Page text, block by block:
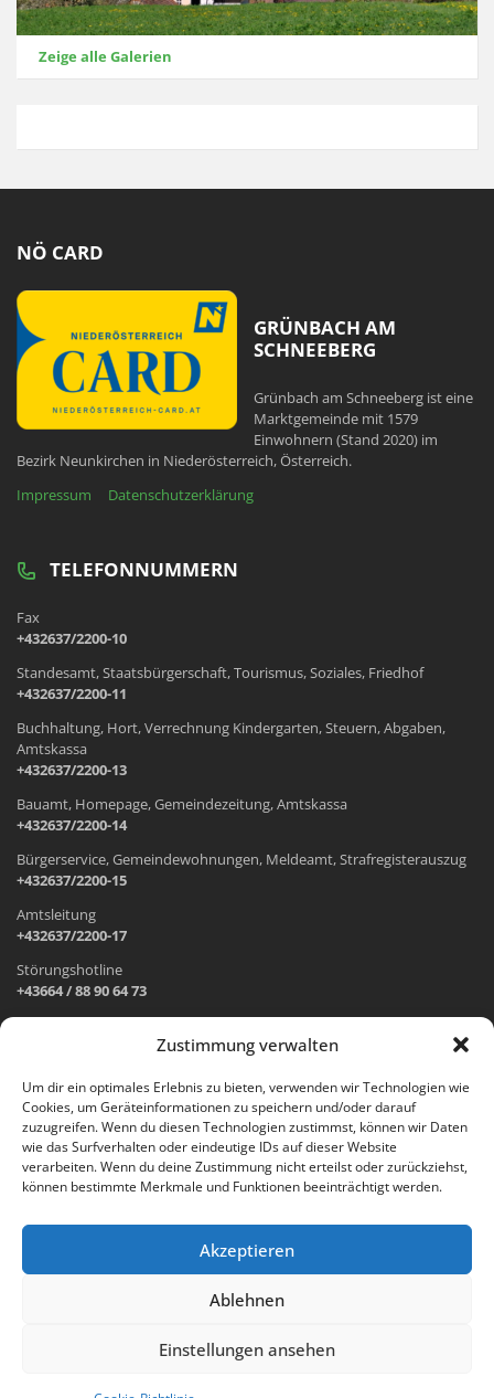
Zustimmung verwalten
Um dir ein optimales Erlebnis zu bieten, verwenden wir Technologien wie
Cookies, um Geräteinformationen zu speichern und/oder darauf
zuzugreifen. Wenn du diesen Technologien zustimmst, können wir Daten
wie das Surfverhalten oder eindeutige IDs auf dieser Website
verarbeiten. Wenn du deine Zustimmung nicht erteilst oder zurückziehst,
können bestimmte Merkmale und Funktionen beeinträchtigt werden.
Akzeptieren
Ablehnen
Einstellungen ansehen
Zeige alle Galerien
NÖ CARD
GRÜNBACH AM
SCHNEEBERG
Grünbach am Schneeberg ist eine
Marktgemeinde mit 1579
Einwohnern (Stand 2020) im
Bezirk Neunkirchen in Niederösterreich, Österreich.
Impressum
Datenschutzerklärung
TELEFONNUMMERN
Fax
+432637/2200-10
Standesamt, Staatsbürgerschaft, Tourismus, Soziales, Friedhof
+432637/2200-11
Buchhaltung, Hort, Verrechnung Kindergarten, Steuern, Abgaben,
Amtskassa
+432637/2200-13
Bauamt, Homepage, Gemeindezeitung, Amtskassa
+432637/2200-14
Bürgerservice, Gemeindewohnungen, Meldeamt, Strafregisterauszug
+432637/2200-15
Amtsleitung
+432637/2200-17
Störungshotline
+43664 / 88 90 64 73
Wr. Neustädter Straße 1
2733 Grünbach am Schneeberg
Öffnungszeiten Gemeindeamt:
Montag: 8.00 – 12.00 Uhr und 14.00 – 18.00 Uhr
Freitag: 8.00 – 12.00 Uhr
Email: